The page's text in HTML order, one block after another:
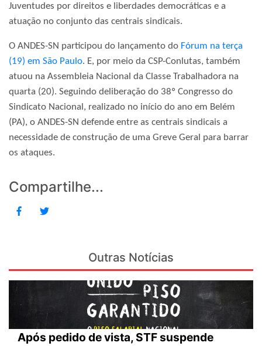
Juventudes por direitos e liberdades democráticas e a
atuação no conjunto das centrais sindicais.
O ANDES-SN participou do lançamento do Fórum na terça
(19) em São Paulo. E, por meio da CSP-Conlutas, também
atuou na Assembleia Nacional da Classe Trabalhadora na
quarta (20). Seguindo deliberação do 38º Congresso do
Sindicato Nacional, realizado no início do ano em Belém
(PA), o ANDES-SN defende entre as centrais sindicais a
necessidade de construção de uma Greve Geral para barrar
os ataques.
Compartilhe...
Outras Notícias
Após pedido de vista, STF suspende